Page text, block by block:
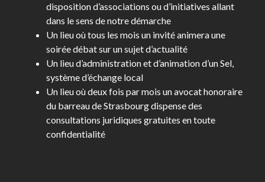
disposition d’associations ou d’initiatives allant
dans le sens de notre démarche
Un lieu où tous les mois un invité animera une
soirée débat sur un sujet d’actualité
Un lieu d’administration et d’animation d’un Sel,
système d’échange local
Un lieu où deux fois par mois un avocat honoraire
du barreau de Strasbourg dispense des
consultations juridiques gratuites en toute
confidentialité